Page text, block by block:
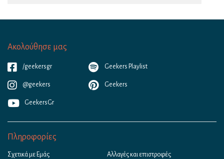
Ακολούθησε μας
/geekersgr
@geekers
GeekersGr
Geekers Playlist
Geekers
Πληροφορίες
Σχετικά με Εμάς
Αλλαγές και επιστροφές